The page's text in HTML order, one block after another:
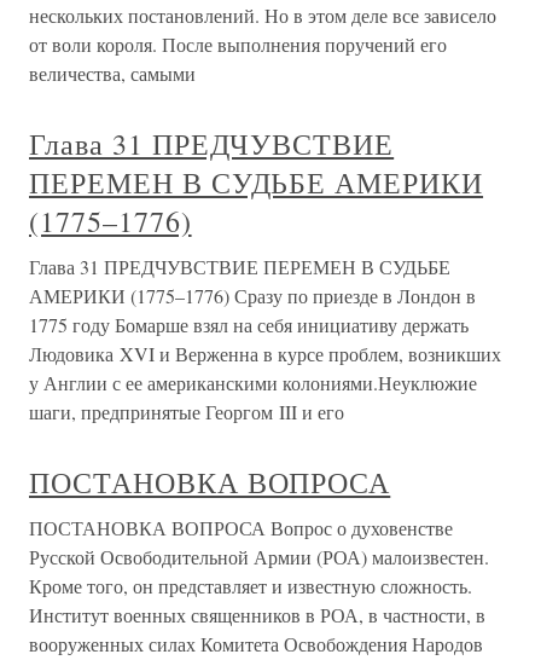
нескольких постановлений. Но в этом деле все зависело
от воли короля. После выполнения поручений его
величества, самыми
Глава 31 ПРЕДЧУВСТВИЕ
ПЕРЕМЕН В СУДЬБЕ АМЕРИКИ
(1775–1776)
Глава 31 ПРЕДЧУВСТВИЕ ПЕРЕМЕН В СУДЬБЕ
АМЕРИКИ (1775–1776) Сразу по приезде в Лондон в
1775 году Бомарше взял на себя инициативу держать
Людовика XVI и Верженна в курсе проблем, возникших
у Англии с ее американскими колониями.Неуклюжие
шаги, предпринятые Георгом III и его
ПОСТАНОВКА ВОПРОСА
ПОСТАНОВКА ВОПРОСА Вопрос о духовенстве
Русской Освободительной Армии (РОА) малоизвестен.
Кроме того, он представляет и известную сложность.
Институт военных священников в РОА, в частности, в
вооруженных силах Комитета Освобождения Народов